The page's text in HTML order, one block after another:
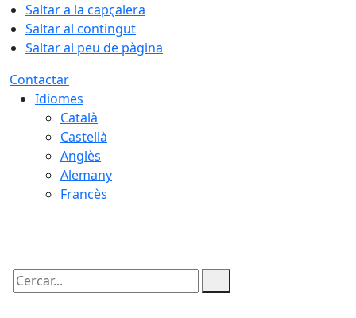
Saltar a la capçalera
Saltar al contingut
Saltar al peu de pàgina
Contactar
Idiomes
Català
Castellà
Anglès
Alemany
Francès
Cercar: